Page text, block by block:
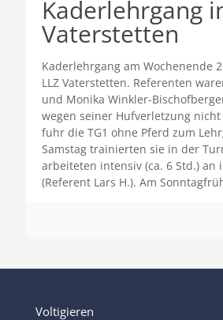
Kaderlehrgang
Vaterstetten
Kaderlehrgang am Wochenende
LLZ Vaterstetten. Referenten
und Monika Winkler-
wegen seiner Hufverletzung
fuhr die TG1 ohne Pferd zum
Samstag trainierten sie in der
arbeiteten intensiv (ca. 6 Std.) an
(Referent Lars H.). Am
Voltigieren